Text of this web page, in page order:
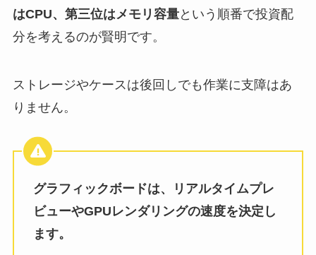
はCPU、第三位はメモリ容量という順番で投資配
分を考えるのが賢明です。
ストレージやケースは後回しでも作業に支障はあ
りません。
グラフィックボードは、リアルタイムプレ
ビューやGPUレンダリングの速度を決定し
ます。